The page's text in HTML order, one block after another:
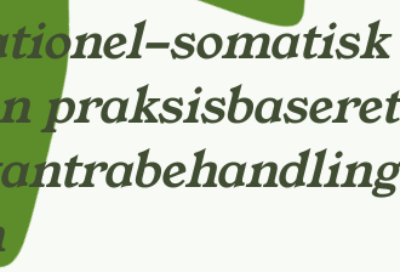
somatisk
praksisbaseret